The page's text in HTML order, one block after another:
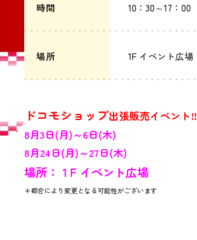
時間 10：30～17：00
場所 1F イベント広場
ドコモショップ出張販売イベント‼
8月3日(月)～6日(木)
8月24日(月)～27日(木)
場所：１F イベント広場
＊都合により変更となる可能性がございます